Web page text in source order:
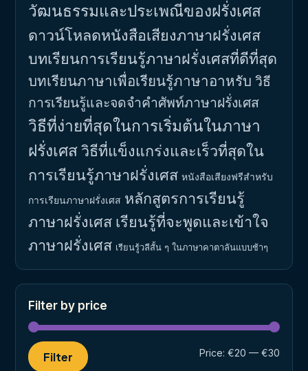
วัฒนธรรมและประเพณีของฝรั่งเศส
ดาวน์โหลดหนังสือเสียงภาษาฝรั่งเศส
บทเรียนการเรียนรู้ภาษาฝรั่งเศสที่ดีที่สุด
บทเรียนภาษาเพื่อเรียนรู้ภาษาอาหรับ วิธี
การเรียนรู้และจดจำคำศัพท์ภาษาฝรั่งเศส
วิธีที่ง่ายที่สุดในการเริ่มต้นในภาษา
ฝรั่งเศสวิธีที่แข็งแกร่งและเร็วที่สุดใน
การเรียนรู้ภาษาฝรั่งเศส หนังสือเสียงฟรีสำหรับ
การเรียนภาษาฝรั่งเศส หลักสูตรการเรียนรู้
ภาษาฝรั่งเศส เรียนรู้ที่จะพูดและเข้าใจ
ภาษาฝรั่งเศส เรียนรู้วลีสั้น ๆ ในภาษาคาตาลันแบบช้าๆ
Filter by price
Filter Price: €20 — €30